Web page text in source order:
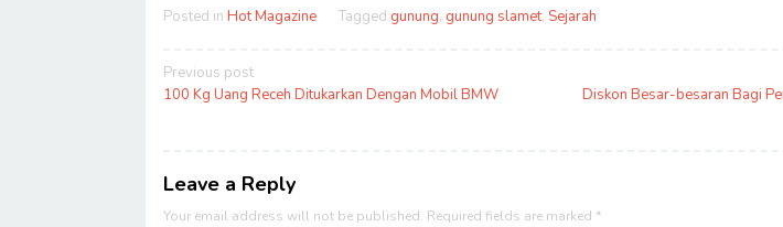
Posted in Hot Magazine Tagged gunung, gunung slamet, Sejarah
Post
navigation
Previous post
100 Kg Uang Receh Ditukarkan Dengan Mobil BMW
Diskon Besar-besaran Bagi
Leave a Reply
Your email address will not be published. Required fields are marked *